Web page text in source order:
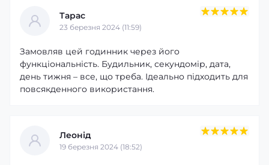
Тарас
23 березня 2024 (11:59)
Замовляв цей годинник через його
функціональність. Будильник, секундомір, дата,
день тижня – все, що треба. Ідеально підходить для
повсякденного використання.
Леонід
19 березня 2024 (18:52)